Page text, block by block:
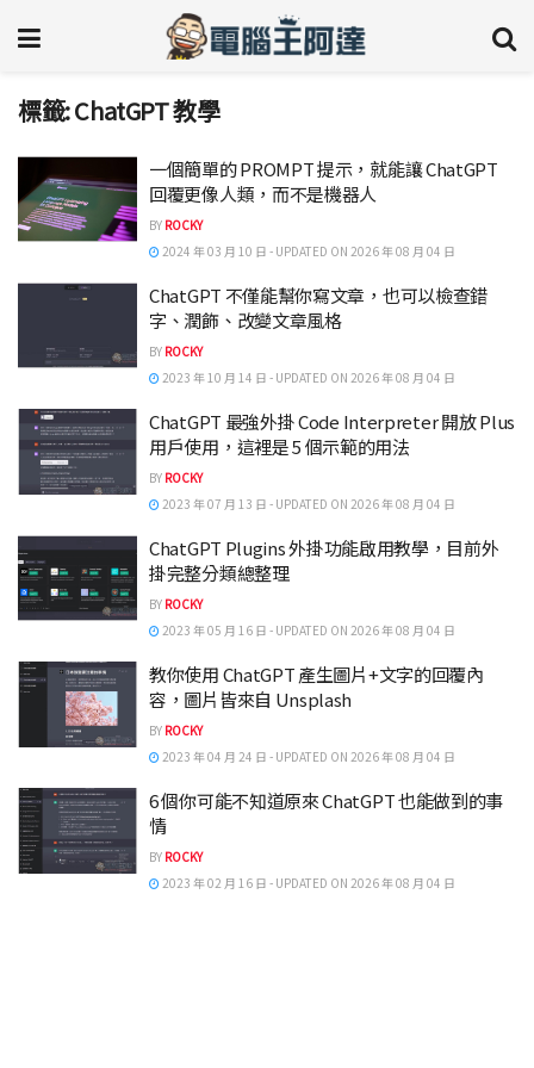
標籤:ChatGPT 教學
一個簡單的 PROMPT 提示，就能讓 ChatGPT
回覆更像人類，而不是機器人
BY ROCKY
2024 年 03 月 10 日 - UPDATED ON 2026 年 08 月 04 日
ChatGPT 不僅能幫你寫文章，也可以檢查錯
字、潤飾、改變文章風格
BY ROCKY
2023 年 10 月 14 日 - UPDATED ON 2026 年 08 月 04 日
ChatGPT 最強外掛 Code Interpreter 開放 Plus
用戶使用，這裡是 5 個示範的用法
BY ROCKY
2023 年 07 月 13 日 - UPDATED ON 2026 年 08 月 04 日
ChatGPT Plugins 外掛功能啟用教學，目前外
掛完整分類總整理
BY ROCKY
2023 年 05 月 16 日 - UPDATED ON 2026 年 08 月 04 日
教你使用 ChatGPT 產生圖片+文字的回覆內
容，圖片皆來自 Unsplash
BY ROCKY
2023 年 04 月 24 日 - UPDATED ON 2026 年 08 月 04 日
6 個你可能不知道原來 ChatGPT 也能做到的事
情
BY ROCKY
2023 年 02 月 16 日 - UPDATED ON 2026 年 08 月 04 日